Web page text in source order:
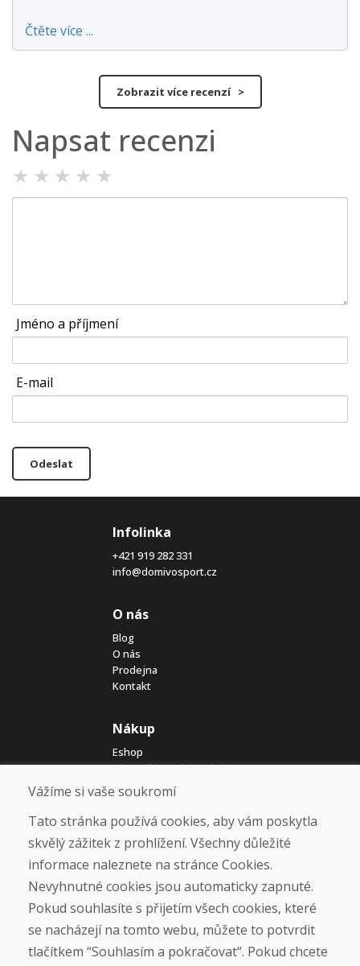
Čtěte více ...
Zobrazit více recenzí >
Napsat recenzi
★ ★ ★ ★ ★
Jméno a příjmení
E-mail
Odeslat
Infolinka
+421 919 282 331
info@domivosport.cz
O nás
Blog
O nás
Prodejna
Kontakt
Nákup
Eshop
Jak posíláme elektrokola
Obchodní podmínky
Doprava
Platba
Vrácení a výměna zboží
Ochrana osobních údajů
Cookies
Sociální sítě
Vážíme si vaše soukromí
Tato stránka používá cookies, aby vám poskytla
skvělý zážitek z prohlížení. Všechny důležité
informace naleznete na stránce Cookies.
Nevyhnutné cookies jsou automaticky zapnuté.
Pokud souhlasíte s přijetím všech cookies, které
se nacházejí na tomto webu, můžete to potvrdit
tlačítkem “Souhlasím a pokračovat“. Pokud chcete